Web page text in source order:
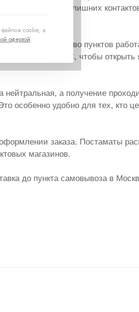
cookie, а
офертой.
— без лишних
Большинство пунктов
ввести код из СМС, чтобы открыть
а получение
особенно удобно для тех, кто
заказа. Постаматы
магазинов.
до пункта самовывоза в